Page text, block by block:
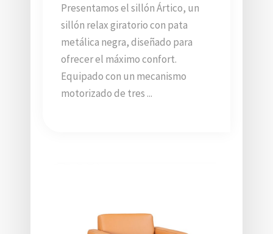
Presentamos el sillón Ártico, un
sillón relax giratorio con pata
metálica negra, diseñado para
ofrecer el máximo confort.
Equipado con un mecanismo
motorizado de tres ...